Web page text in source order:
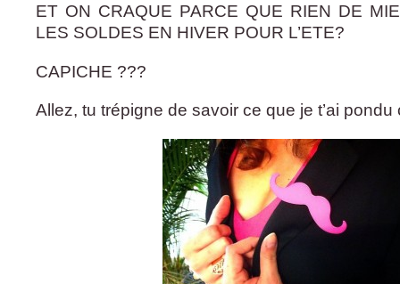
ET ON CRAQUE PARCE QUE RIEN DE
LES SOLDES EN HIVER POUR L’ETE?
CAPICHE ???
Allez, tu trépigne de savoir ce que je t’ai